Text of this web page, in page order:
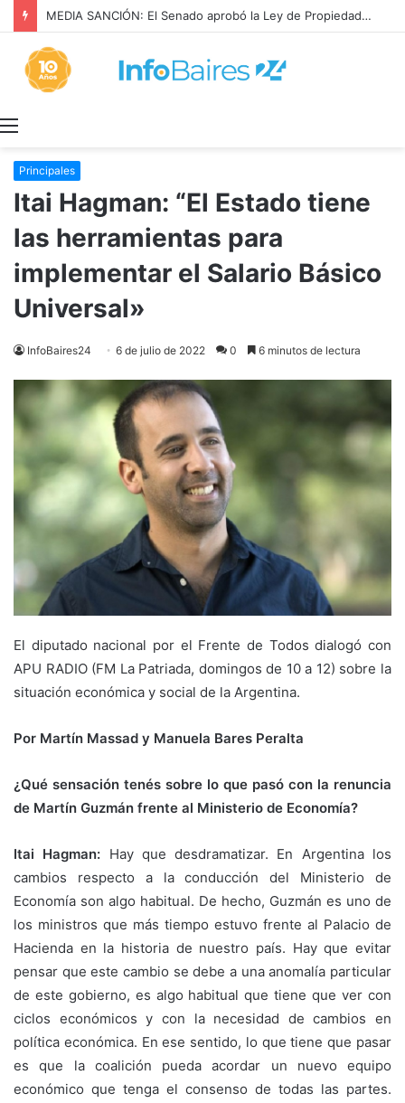
Continúan las obras de saneamiento hidráulico en Berazategui
Principales
Itai Hagman: “El Estado tiene
las herramientas para
implementar el Salario Básico
Universal»
InfoBaires24 6 de julio de 2022 0 6 minutos de lectura
El diputado nacional por el Frente de Todos dialogó con
APU RADIO (FM La Patriada, domingos de 10 a 12) sobre la
situación económica y social de la Argentina.
Por Martín Massad y Manuela Bares Peralta
¿Qué sensación tenés sobre lo que pasó con la renuncia
de Martín Guzmán frente al Ministerio de Economía?
Itai Hagman: Hay que desdramatizar. En Argentina los
cambios respecto a la conducción del Ministerio de
Economía son algo habitual. De hecho, Guzmán es uno de
los ministros que más tiempo estuvo frente al Palacio de
Hacienda en la historia de nuestro país. Hay que evitar
pensar que este cambio se debe a una anomalía particular
de este gobierno, es algo habitual que tiene que ver con
ciclos económicos y con la necesidad de cambios en
política económica. En ese sentido, lo que tiene que pasar
es que la coalición pueda acordar un nuevo equipo
económico que tenga el consenso de todas las partes.